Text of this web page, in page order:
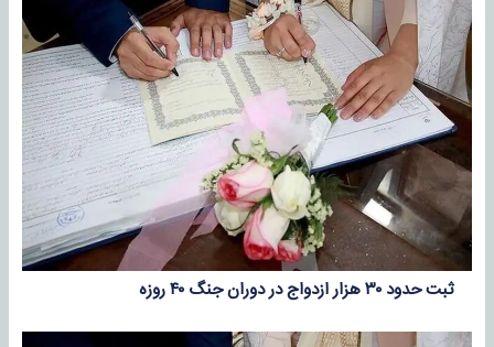
ثبت حدود ۳۰ هزار ازدواج در دوران جنگ ۴۰ روزه